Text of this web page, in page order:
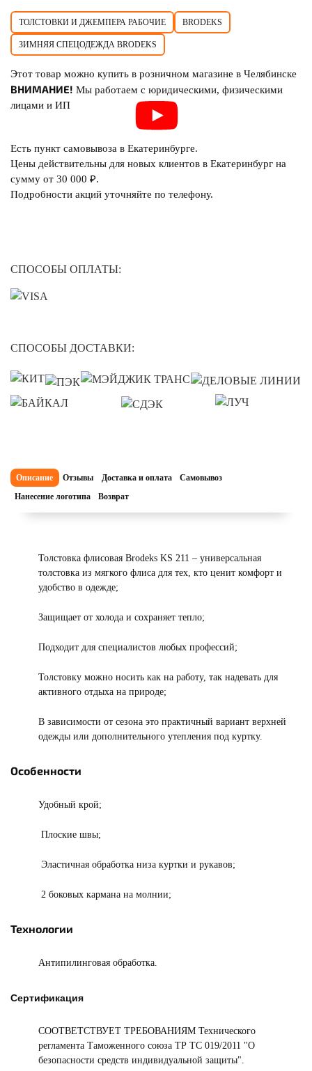
ТОЛСТОВКИ И ДЖЕМПЕРА РАБОЧИЕ BRODEKS
ЗИМНЯЯ СПЕЦОДЕЖДА BRODEKS
Этот товар можно купить в розничном магазине в Челябинске
ВНИМАНИЕ! Мы работаем с юридическими, физическими
лицами и ИП
Есть пункт самовывоза в Екатеринбурге.
Цены действительны для новых клиентов в Екатеринбург на
сумму от 30 000 ₽.
Подробности акций уточняйте по телефону.
СПОСОБЫ ОПЛАТЫ:
СПОСОБЫ ДОСТАВКИ:
Описание Отзывы Доставка и оплата
Самовывоз
Нанесение логотипа
Возврат
Толстовка флисовая Brodeks KS 211 – универсальная
толстовка из мягкого флиса для тех, кто ценит комфорт и
удобство в одежде;
Защищает от холода и сохраняет тепло;
Подходит для специалистов любых профессий;
Толстовку можно носить как на работу, так надевать для
активного отдыха на природе;
В зависимости от сезона это практичный вариант верхней
одежды или дополнительного утепления под куртку.
Особенности
Удобный крой;
Плоские швы;
Эластичная обработка низа куртки и рукавов;
2 боковых кармана на молнии;
Технологии
Антипилинговая обработка.
Сертификация
СООТВЕТСТВУЕТ ТРЕБОВАНИЯМ Технического
регламента Таможенного союза ТР ТС 019/2011 "О
безопасности средств индивидуальной защиты".